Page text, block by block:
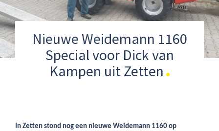
Nieuwe Weidemann 1160
Special voor Dick van
Kampen uit Zetten
In Zetten stond nog een nieuwe Weidemann 1160 op